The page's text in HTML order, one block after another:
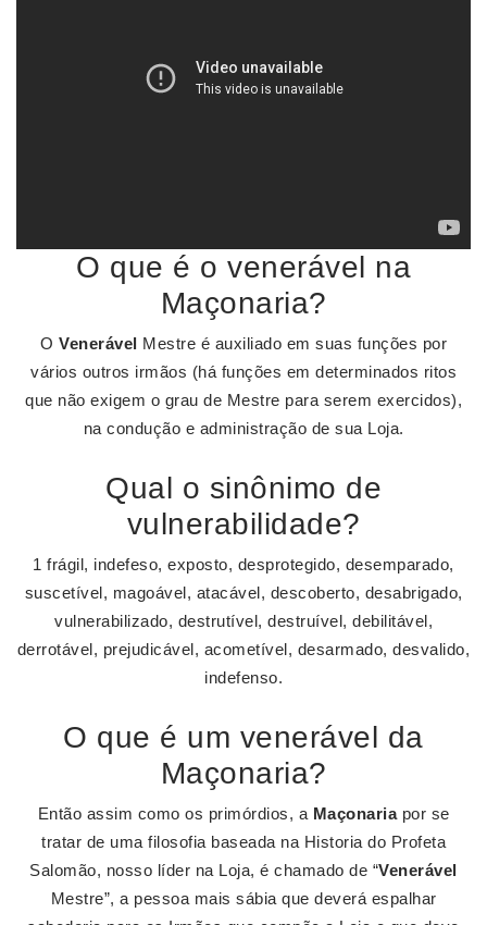
O que é o venerável na
Maçonaria?
O Venerável Mestre é auxiliado em suas funções por
vários outros irmãos (há funções em determinados ritos
que não exigem o grau de Mestre para serem exercidos),
na condução e administração de sua Loja.
Qual o sinônimo de
vulnerabilidade?
1 frágil, indefeso, exposto, desprotegido, desemparado,
suscetível, magoável, atacável, descoberto, desabrigado,
vulnerabilizado, destrutível, destruível, debilitável,
derrotável, prejudicável, acometível, desarmado, desvalido,
indefenso.
O que é um venerável da
Maçonaria?
Então assim como os primórdios, a Maçonariapor se
tratar de uma filosofia baseada na Historia do Profeta
Salomão, nosso líder na Loja, é chamado de “Venerável
Mestre”, a pessoa mais sábia que deverá espalhar